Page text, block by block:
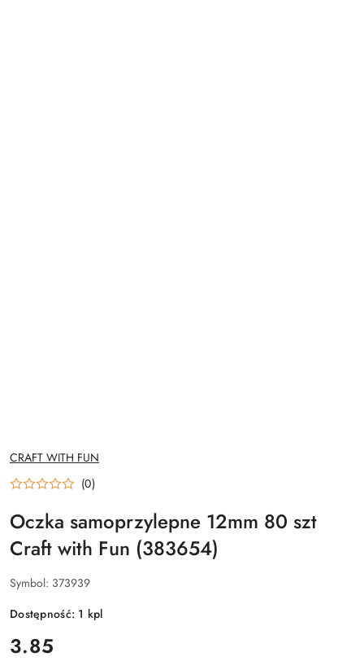
NAZWA
PRODUCENTA:
CRAFT WITH FUN
(0)
Oczka samoprzylepne 12mm 80 szt
Craft with Fun (383654)
Symbol: 373939
Dostępność: 1 kpl
cena:
3.85